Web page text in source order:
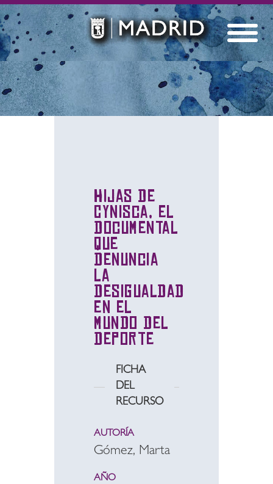
Hijas de
Cynisca, el
documental
que
denuncia
la
desigualdad
en el
mundo del
deporte
FICHA
DEL
RECURSO
AUTORÍA
Gómez, Marta
AÑO